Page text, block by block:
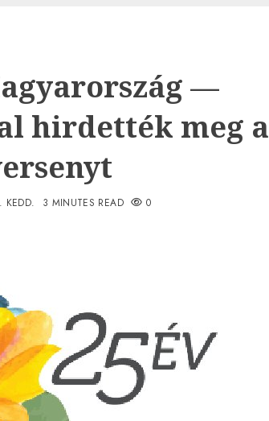
—
hirdették meg a
KEDD. 3 MINUTES READ 0